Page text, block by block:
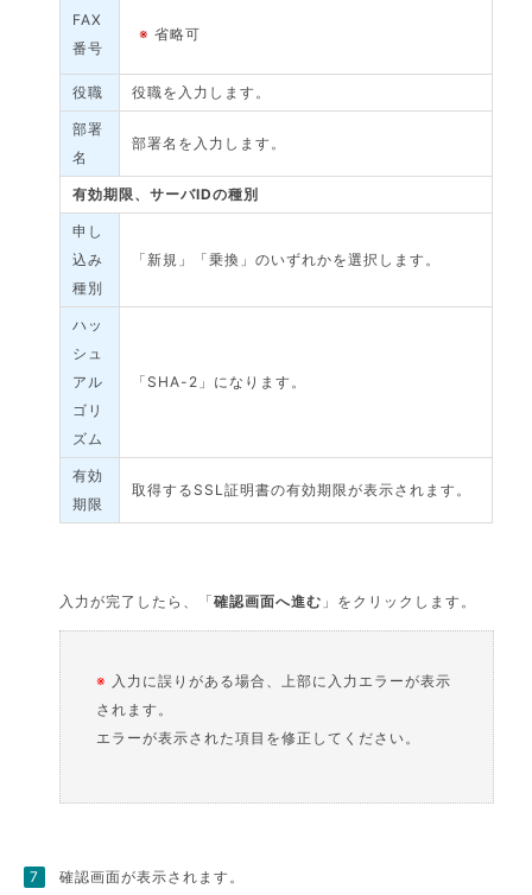
FAX
番号
※省略可
役職 役職を入力します。
部署
名
部署名を入力します。
有効期限、サーバIDの種別
申し
込み
種別
「新規」「乗換」のいずれかを選択します。
ハッ
シュ
アル
ゴリ
ズム
「SHA-2」になります。
有効
期限
取得するSSL証明書の有効期限が表示されます。
入力が完了したら、「確認画面へ進む 」をクリックします。
※ 入力に誤りがある場合、上部に入力エラーが表示
されます。
エラーが表示された項目を修正してください。
確認画面が表示されます。